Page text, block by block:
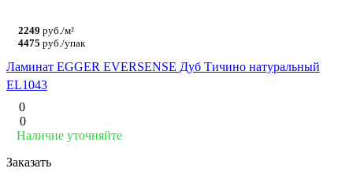
2249 руб./м²
4475 руб./упак
Ламинат EGGER EVERSENSE Дуб Тичино натуральный
EL1043
0
0
Наличие уточняйте
Заказать